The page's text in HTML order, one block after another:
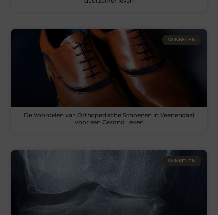
WINKELEN
De Voordelen van Orthopedische Schoenen in Veenendaal
voor een Gezond Leven
WINKELEN